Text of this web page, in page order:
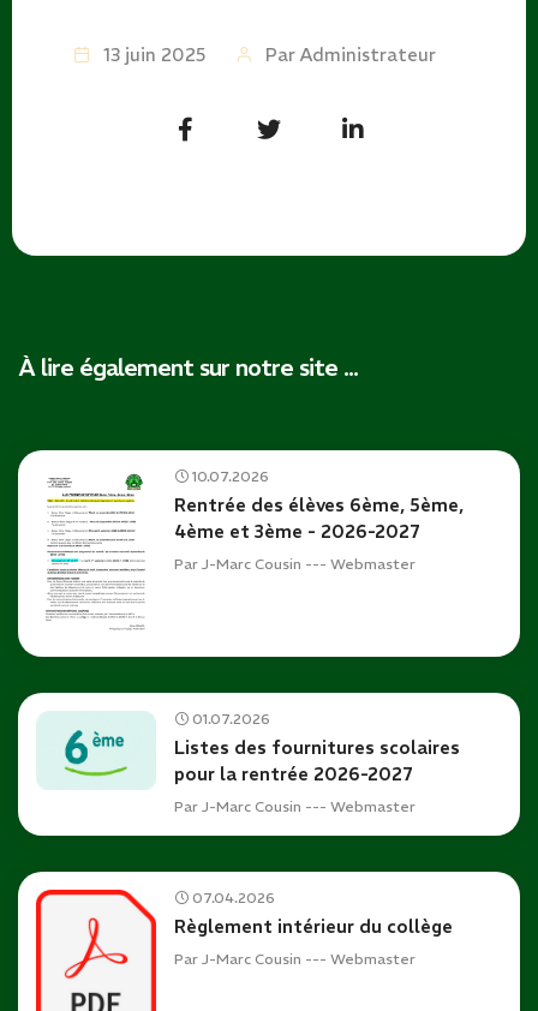
13 juin 2025 Par Administrateur
À lire également sur notre site ...
10.07.2026
Rentrée des élèves 6ème, 5ème,
4ème et 3ème - 2026-2027
Par J-Marc Cousin --- Webmaster
01.07.2026
Listes des fournitures scolaires
pour la rentrée 2026-2027
Par J-Marc Cousin --- Webmaster
07.04.2026
Règlement intérieur du collège
Par J-Marc Cousin --- Webmaster